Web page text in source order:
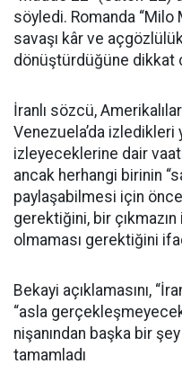
söyledi. Romanda “Milo
savaşı kâr ve
dönüştürdüğüne dikkat
İranlı sözcü,
Venezuela’da izledikleri
izleyeceklerine dair
ancak herhangi birinin
paylaşabilmesi için
gerektiğini, bir çıkmazın
olmaması gerektiğini
Bekayi açıklamasını,
“asla
nişanından başka bir
tamamladı